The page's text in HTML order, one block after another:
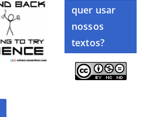
quer usar
nossos
textos?